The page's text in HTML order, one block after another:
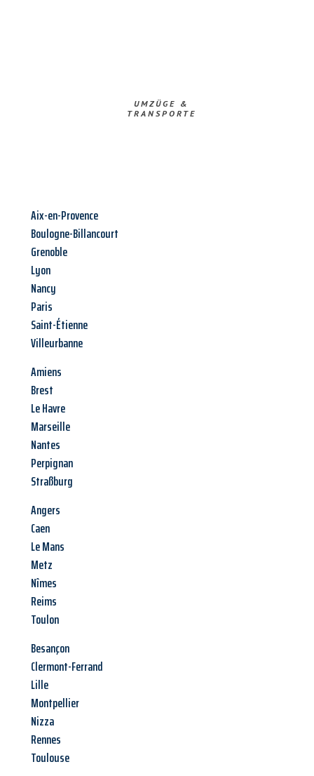
UMZÜGE &
TRANSPORTE
Aix-en-Provence
Boulogne-Billancourt
Grenoble
Lyon
Nancy
Paris
Saint-Étienne
Villeurbanne
Amiens
Brest
Le Havre
Marseille
Nantes
Perpignan
Straßburg
Angers
Caen
Le Mans
Metz
Nîmes
Reims
Toulon
Besançon
Clermont-Ferrand
Lille
Montpellier
Nizza
Rennes
Toulouse